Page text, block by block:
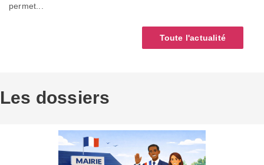
permet...
Toute l'actualité
Les dossiers